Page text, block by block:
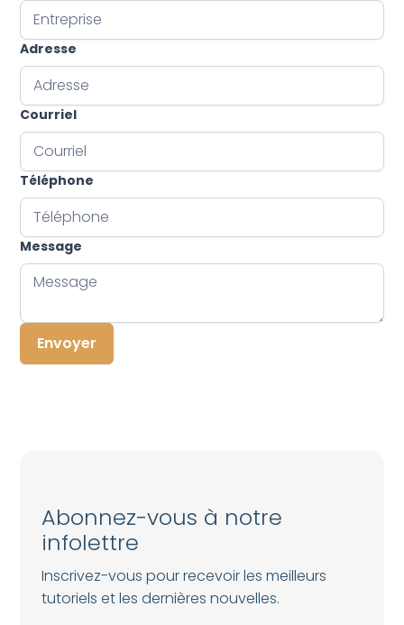
Adresse
Courriel
Téléphone
Message
Abonnez-vous à notre
infolettre
Inscrivez-vous pour recevoir les meilleurs
tutoriels et les dernières nouvelles.